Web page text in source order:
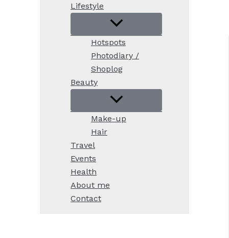
Lifestyle
Hotspots
Photodiary /
Shoplog
Beauty
Make-up
Hair
Travel
Events
Health
About me
Contact